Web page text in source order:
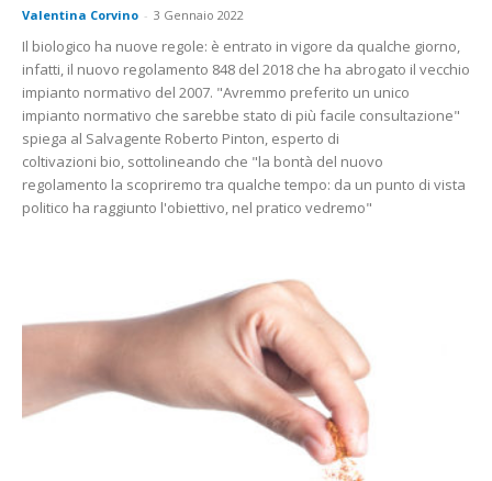
Valentina Corvino - 3 Gennaio 2022
Il biologico ha nuove regole: è entrato in vigore da qualche giorno,
infatti, il nuovo regolamento 848 del 2018 che ha abrogato il vecchio
impianto normativo del 2007. "Avremmo preferito un unico
impianto normativo che sarebbe stato di più facile consultazione"
spiega al Salvagente Roberto Pinton, esperto di
coltivazioni bio, sottolineando che "la bontà del nuovo
regolamento la scopriremo tra qualche tempo: da un punto di vista
politico ha raggiunto l'obiettivo, nel pratico vedremo"